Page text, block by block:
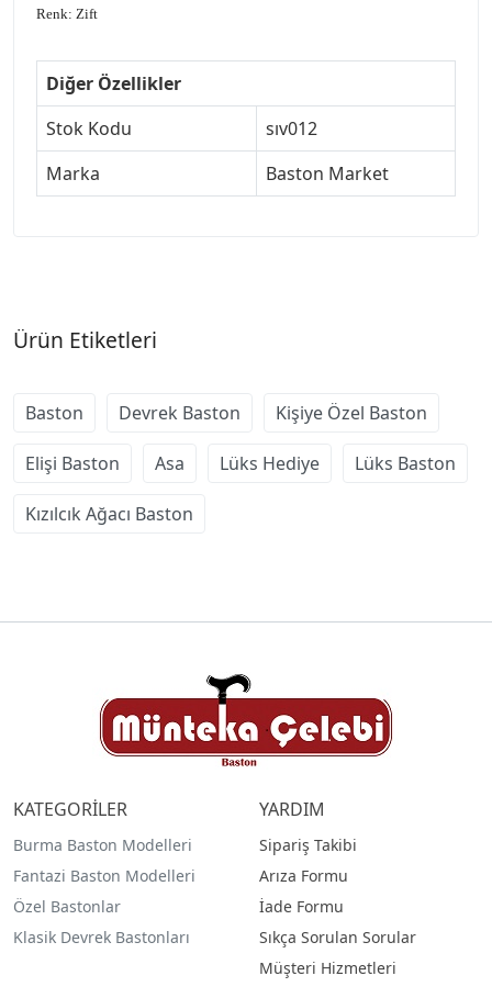
Renk: Zift
Diğer Özellikler
Stok Kodu
sıv012
Marka
Baston Market
Ürün Etiketleri
Baston Devrek Baston Kişiye Özel Baston
Elişi Baston Asa Lüks Hediye Lüks Baston
Kızılcık Ağacı Baston
KATEGORİLER
Burma Baston Modelleri
Fantazi Baston Modelleri
Özel Bastonlar
Klasik Devrek Bastonları
YARDIM
Sipariş Takibi
Arıza Formu
İade Formu
Sıkça Sorulan Sorular
Müşteri Hizmetleri